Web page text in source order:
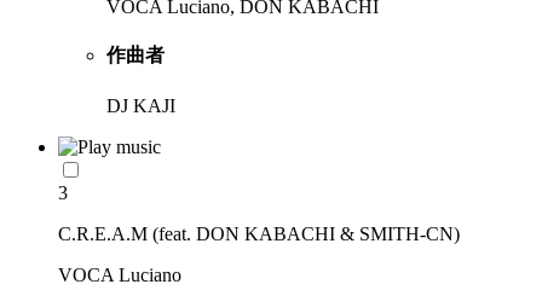
VOCA Luciano, DON KABACHI
作曲者
DJ KAJI
3
C.R.E.A.M (feat. DON KABACHI & SMITH-CN)
VOCA Luciano